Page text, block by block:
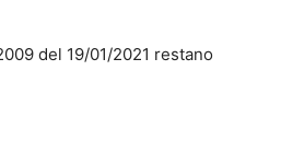
del 19/01/2021 restano